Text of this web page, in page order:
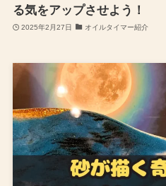
る気をアップさせよう！
2025年2月27日 オイルタイマー紹介